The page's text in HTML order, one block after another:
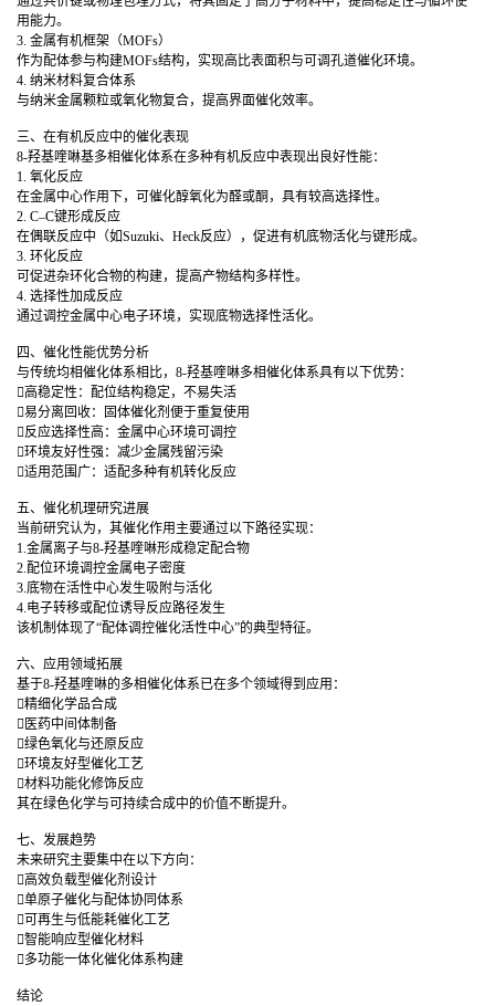
用能力。
3. 金属有机框架（MOFs）
作为配体参与构建MOFs结构，实现高比表面积与可调孔道催化环境。
4. 纳米材料复合体系
与纳米金属颗粒或氧化物复合，提高界面催化效率。
三、在有机反应中的催化表现
8-羟基喹啉基多相催化体系在多种有机反应中表现出良好性能：
1. 氧化反应
在金属中心作用下，可催化醇氧化为醛或酮，具有较高选择性。
2. C–C键形成反应
在偶联反应中（如Suzuki、Heck反应），促进有机底物活化与键形成。
3. 环化反应
可促进杂环化合物的构建，提高产物结构多样性。
4. 选择性加成反应
通过调控金属中心电子环境，实现底物选择性活化。
四、催化性能优势分析
与传统均相催化体系相比，8-羟基喹啉多相催化体系具有以下优势：
高稳定性：配位结构稳定，不易失活
易分离回收：固体催化剂便于重复使用
反应选择性高：金属中心环境可调控
环境友好性强：减少金属残留污染
适用范围广：适配多种有机转化反应
五、催化机理研究进展
当前研究认为，其催化作用主要通过以下路径实现：
1.金属离子与8-羟基喹啉形成稳定配合物
2.配位环境调控金属电子密度
3.底物在活性中心发生吸附与活化
4.电子转移或配位诱导反应路径发生
该机制体现了“配体调控催化活性中心”的典型特征。
六、应用领域拓展
基于8-羟基喹啉的多相催化体系已在多个领域得到应用：
精细化学品合成
医药中间体制备
绿色氧化与还原反应
环境友好型催化工艺
材料功能化修饰反应
其在绿色化学与可持续合成中的价值不断提升。
七、发展趋势
未来研究主要集中在以下方向：
高效负载型催化剂设计
单原子催化与配体协同体系
可再生与低能耗催化工艺
智能响应型催化材料
多功能一体化催化体系构建
结论